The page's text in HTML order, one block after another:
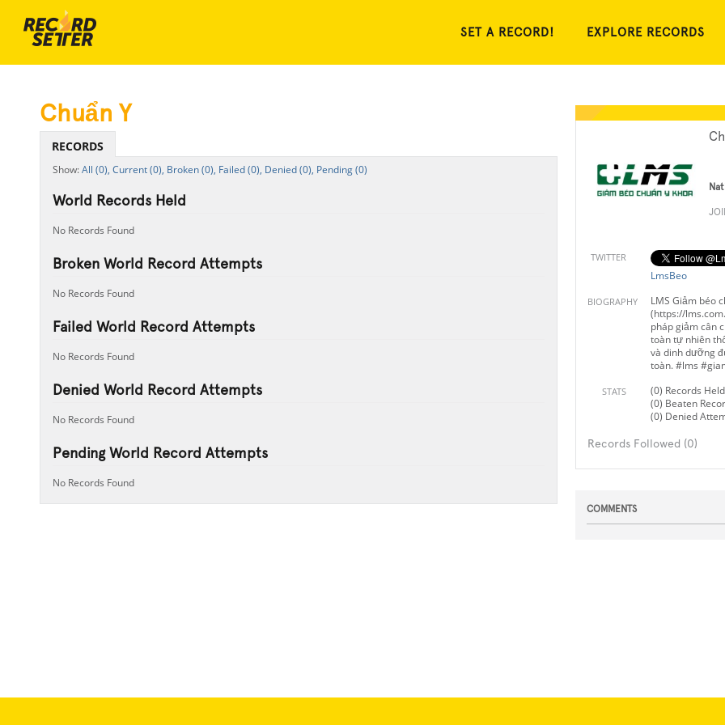
SET A RECORD! EXPLORE RECORDS
TWITTER
LmsBeo
BIOGRAPHY
LMS Giảm béo
(https://
pháp giảm cân
toàn tự nhiên
và dinh dưỡng
toàn. #lms
STATS
(0) Records Held
(0) Beaten
(0) Denied
Records Followed (0)
COMMENTS
Chuẩn Y
RECORDS
All (0), Current (0), Broken (0), Failed (0), Denied (0), Pending (0)
World Records Held
No Records Found
Broken World Record Attempts
No Records Found
Failed World Record Attempts
No Records Found
Denied World Record Attempts
No Records Found
Pending World Record Attempts
No Records Found